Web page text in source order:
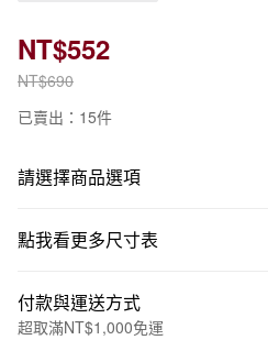
NT$690
NT$552
已賣出：15件
請選擇商品選項
點我看更多尺寸表
付款與運送方式
超取滿NT$1,000免運